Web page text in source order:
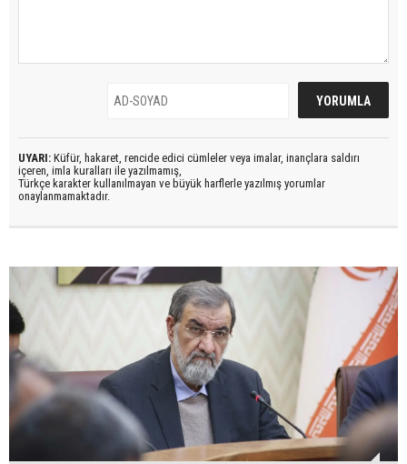
UYARI: Küfür, hakaret, rencide edici cümleler veya imalar, inançlara saldırı
içeren, imla kuralları ile yazılmamış,
Türkçe karakter kullanılmayan ve büyük harflerle yazılmış yorumlar
onaylanmamaktadır.